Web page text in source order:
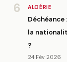
6 ALGÉRIE
la
?
24 Fév 2026